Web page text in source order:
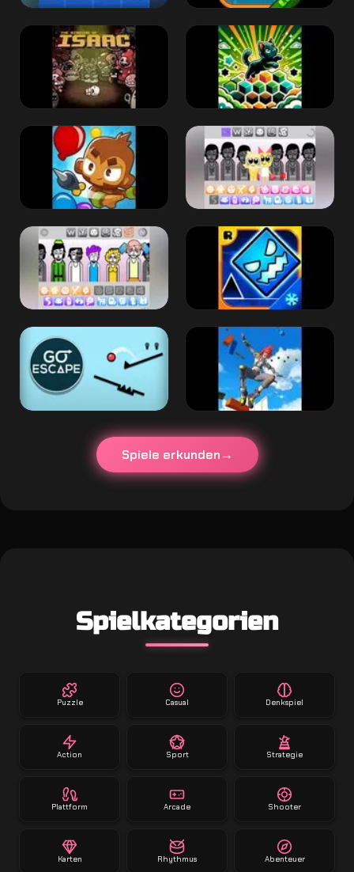
Spiele erkunden
Spielkategorien
Puzzle Casual Denkspiel
Action Sport Strategie
Plattform Arcade Shooter
Karten Rhythmus Abenteuer